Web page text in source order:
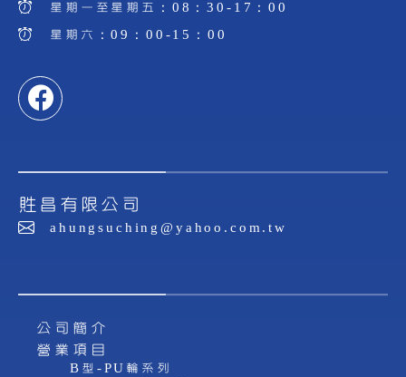
星期一至星期五：08：30-17：00
星期六：09：00-15：00
貹昌有限公司
ahungsuching@yahoo.com.tw
公司簡介
營業項目
B型-PU輪系列